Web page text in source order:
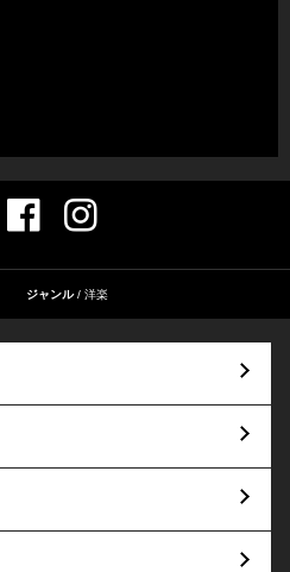
ジャンル 洋楽